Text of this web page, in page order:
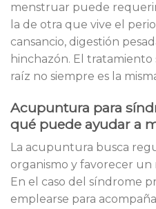
menstruar puede
la de otra que vive el
cansancio, digestión
hinchazón. El
raíz no siempre es la
Acupuntura para
qué puede ayudar a
La acupuntura busca
organismo y favorecer
En el caso del síndrome
emplearse para